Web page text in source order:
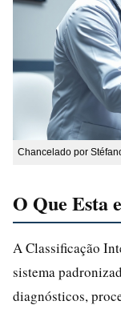
Chancelado por
O Que Esta
A Classificação
sistema
diagnósticos,